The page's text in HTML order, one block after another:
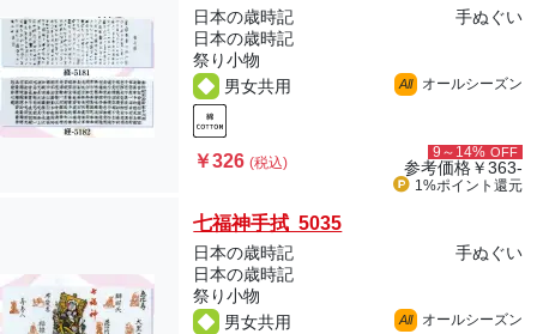
日本の歳時記
手ぬぐい
日本の歳時記
祭り小物
男女共用
All オールシーズン
￥326(税込)
9～14% OFF
参考価格￥363-
1%ポイント 還元
七福神手拭 5035
日本の歳時記
手ぬぐい
日本の歳時記
祭り小物
男女共用
All オールシーズン